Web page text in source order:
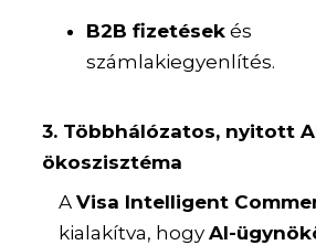
B2B fizetések és
számlakiegyenlítés.
3. Többhálózatos, nyitott
ökoszisztéma
AVisa Intelligent
kialakítva, hogyAI-